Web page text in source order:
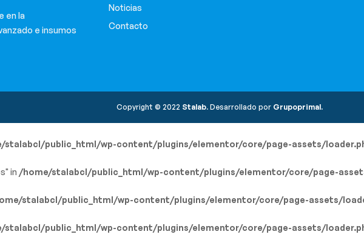
en la
e insumos
Noticias
Contacto
Copyright © 2022 Stalab. Desarrollado por Grupoprimal.
stalabcl/public_html/wp-content/plugins/elementor/core/page-assets/
in /home/stalabcl/public_html/wp-content/plugins/elementor/core/page-
stalabcl/public_html/wp-content/plugins/elementor/core/page-assets/
stalabcl/public_html/wp-content/plugins/elementor/core/page-assets/